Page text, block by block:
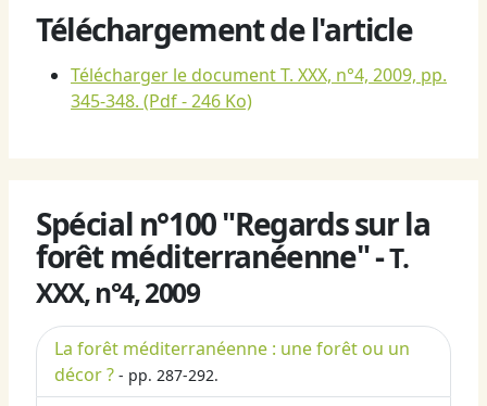
Téléchargement de l'article
Télécharger le document T. XXX, n°4, 2009, pp.
345-348. (Pdf - 246 Ko)
Spécial n°100 "Regards sur la
forêt méditerranéenne" -T.
XXX, n°4, 2009
La forêt méditerranéenne : une forêt ou un
décor ? - pp. 287-292.